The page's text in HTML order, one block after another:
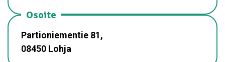
Osoite
Partioniementie 81,
08450 Lohja